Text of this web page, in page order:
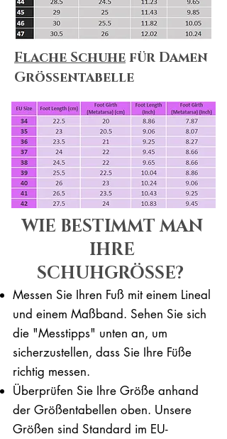
Flache Schuhe für Damen
Größentabelle
WIE BESTIMMT MAN
IHRE
SCHUHGRÖSSE?
Messen Sie Ihren Fuß mit einem Lineal
und einem Maßband. Sehen Sie sich
die "Messtipps" unten an, um
sicherzustellen, dass Sie Ihre Füße
richtig messen. ​​
Überprüfen Sie Ihre Größe anhand
der Größentabellen oben. Unsere
Größen sind Standard im EU-